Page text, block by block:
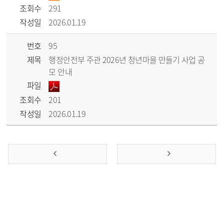
조회수
291
작성일
2026.01.19
번호
95
제목
행정안전부 주관 2026년 청년마을 만들기 사업 공
모 안내
파일
조회수
201
작성일
2026.01.19